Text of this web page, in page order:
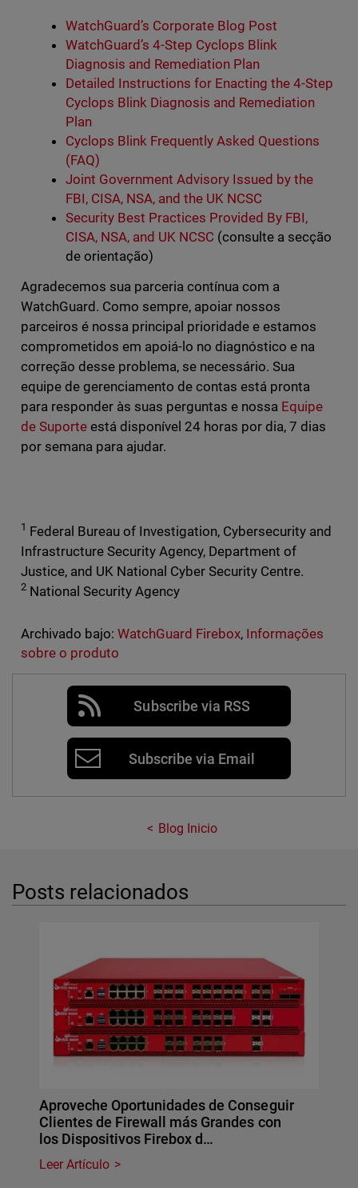
WatchGuard’s Corporate Blog Post
WatchGuard’s 4-Step Cyclops Blink
Diagnosis and Remediation Plan
Detailed Instructions for Enacting the 4-Step
Cyclops Blink Diagnosis and Remediation
Plan
Cyclops Blink Frequently Asked Questions
(FAQ)
Joint Government Advisory Issued by the
FBI, CISA, NSA, and the UK NCSC
Security Best Practices Provided By FBI,
CISA, NSA, and UK NCSC (consulte a secção
de orientação)
Agradecemos sua parceria contínua com a
WatchGuard. Como sempre, apoiar nossos
parceiros é nossa principal prioridade e estamos
comprometidos em apoiá-lo no diagnóstico e na
correção desse problema, se necessário. Sua
equipe de gerenciamento de contas está pronta
para responder às suas perguntas e nossa Equipe
de Suporteestá disponível 24 horas por dia, 7 dias
por semana para ajudar.
1 Federal Bureau of Investigation, Cybersecurity and
Infrastructure Security Agency, Department of
Justice, and UK National Cyber Security Centre.
2National Security Agency
Archivado bajo: WatchGuard Firebox, Informações
sobre o produto
Subscribe via RSS
Subscribe via Email
Blog Inicio
Posts relacionados
Aproveche Oportunidades de Conseguir
Clientes de Firewall más Grandes con
los Dispositivos Firebox d…
Leer Artículo